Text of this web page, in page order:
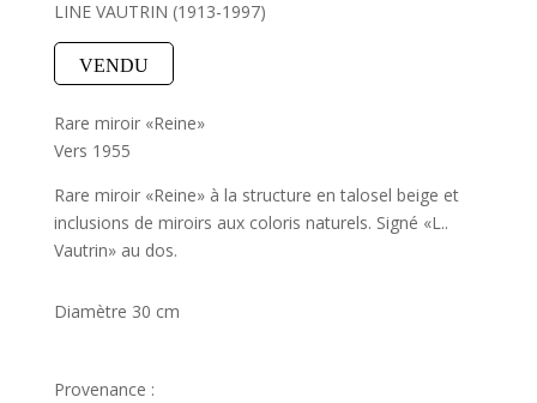
LINE VAUTRIN (1913-1997)
VENDU
Rare miroir «Reine»
Vers 1955
Rare miroir «Reine» à la structure en talosel beige et
inclusions de miroirs aux coloris naturels. Signé «L..
Vautrin» au dos.
Diamètre 30 cm
Provenance :